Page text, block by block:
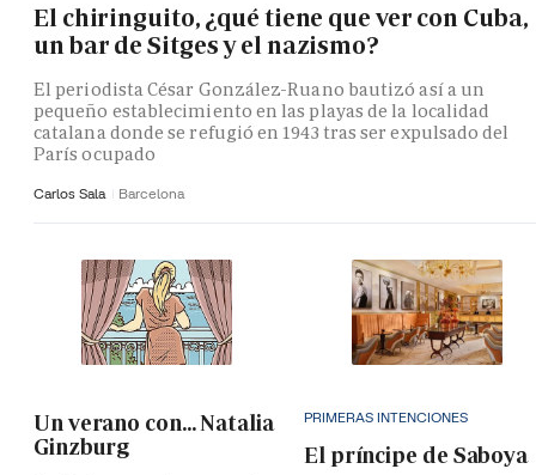
El chiringuito, ¿qué tiene que ver con Cuba,
un bar de Sitges y el nazismo?
El periodista César González-Ruano bautizó así a un
pequeño establecimiento en las playas de la localidad
catalana donde se refugió en 1943 tras ser expulsado del
París ocupado
Carlos Sala Barcelona
Un verano con... Natalia
Ginzburg
PRIMERAS INTENCIONES
El príncipe de Saboya